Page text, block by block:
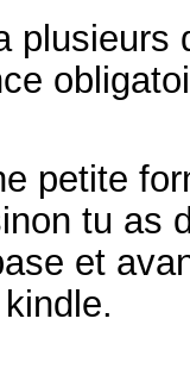
plusieurs
petite
tu as
et